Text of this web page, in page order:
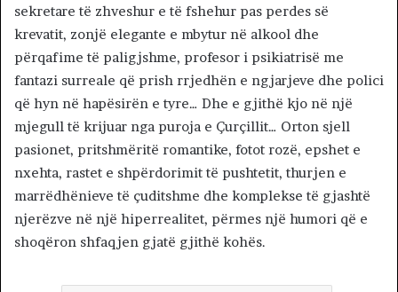
sekretare të zhveshur e të fshehur pas perdes së
krevatit, zonjë elegante e mbytur në alkool dhe
përqafime të paligjshme, profesor i psikiatrisë me
fantazi surreale që prish rrjedhën e ngjarjeve dhe polici
që hyn në hapësirën e tyre… Dhe e gjithë kjo në një
mjegull të krijuar nga puroja e Çurçillit… Orton sjell
pasionet, pritshmëritë romantike, fotot rozë, epshet e
nxehta, rastet e shpërdorimit të pushtetit, thurjen e
marrëdhënieve të çuditshme dhe komplekse të gjashtë
njerëzve në një hiperrealitet, përmes një humori që e
shoqëron shfaqjen gjatë gjithë kohës.